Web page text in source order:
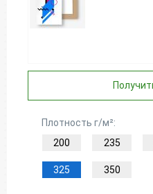
Плотность г/м²:
200
235
325 350